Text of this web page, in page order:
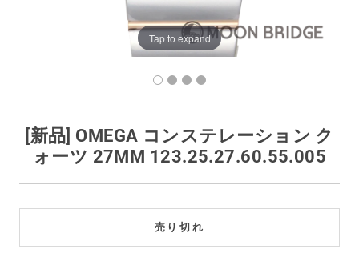
Tap to expand
[新品] OMEGA コンステレーション ク
ォーツ 27MM 123.25.27.60.55.005
売り切れ